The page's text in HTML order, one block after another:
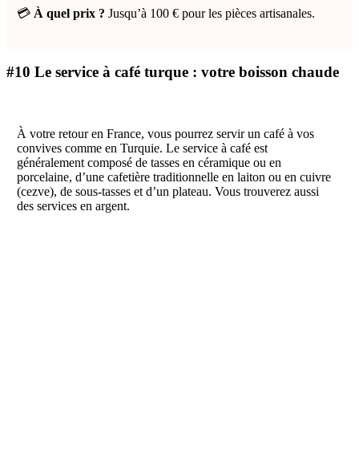
💳 À quel prix ? Jusqu’à 100 € pour les pièces artisanales.
#10 Le service à café turque : votre boisson chaude
À votre retour en France, vous pourrez servir un café à vos
convives comme en Turquie. Le service à café est
généralement composé de tasses en céramique ou en
porcelaine, d’une cafetière traditionnelle en laiton ou en cuivre
(cezve), de sous-tasses et d’un plateau. Vous trouverez aussi
des services en argent.